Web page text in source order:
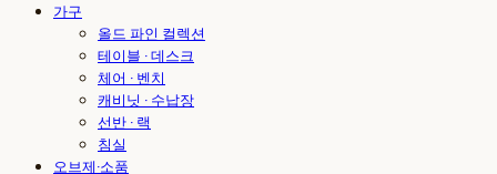
가구
올드 파인 컬렉션
테이블 · 데스크
체어 · 벤치
캐비닛 · 수납장
선반 · 랙
침실
오브제·소품